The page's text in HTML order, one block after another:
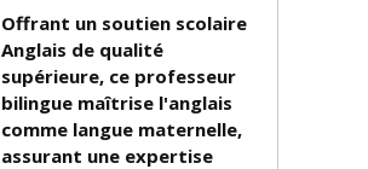
Offrant un soutien scolaire
Anglais de qualité
supérieure, ce professeur
bilingue maîtrise l'anglais
comme langue maternelle,
assurant une expertise